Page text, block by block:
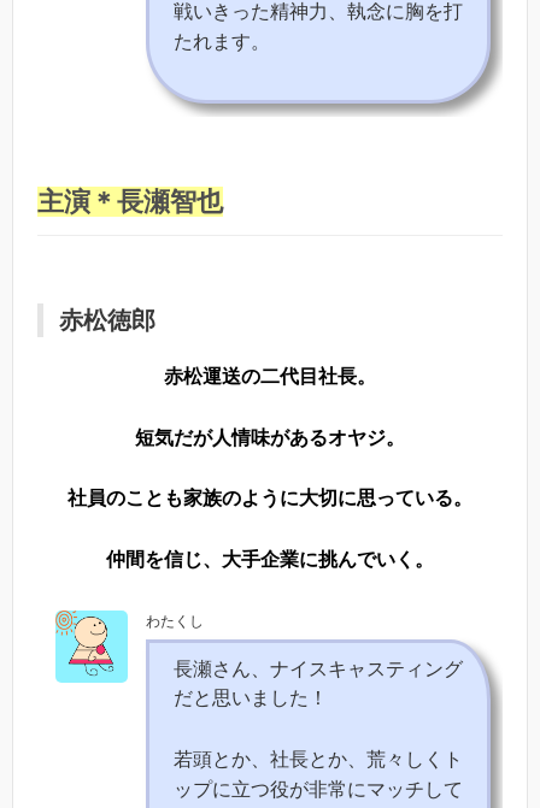
戦いきった精神力、執念に胸を打
たれます。
主演＊長瀬智也
赤松徳郎
赤松運送の二代目社長。
短気だが人情味があるオヤジ。
社員のことも家族のように大切に思っている。
仲間を信じ、大手企業に挑んでいく。
わたくし
長瀬さん、ナイスキャスティング
だと思いました！
若頭とか、社長とか、荒々しくト
ップに立つ役が非常にマッチして